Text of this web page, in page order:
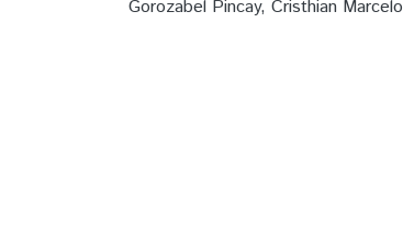
Gorozabel Pincay, Cristhian Marcelo